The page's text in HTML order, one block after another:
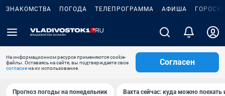
ЗНАКОМСТВА ПОГОДА ТЕЛЕПРОГРАММА АФИША
На информационном ресурсе применяются cookie-
файлы. Оставаясь на сайте, вы подтверждаете свое
согласиена их использование.
Согласен
Прогноз погоды на понедельник Вахта сейчас: куда можно поехать